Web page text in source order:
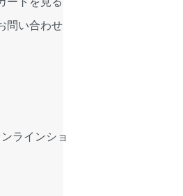
問い合わせ
ラインショ